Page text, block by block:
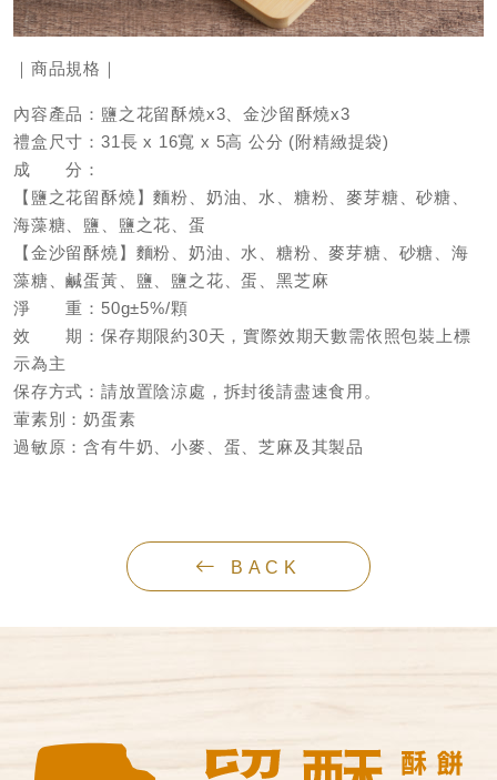
｜商品規格｜
內容產品：鹽之花留酥燒x3、金沙留酥燒x3
禮盒尺寸：31長 x 16寬 x 5高 公分 (附精緻提袋)
成 分：
【鹽之花留酥燒】麵粉、奶油、水、糖粉、麥芽糖、砂糖、
海藻糖、鹽、鹽之花、蛋
【金沙留酥燒】麵粉、奶油、水、糖粉、麥芽糖、砂糖、海
藻糖、鹹蛋黃、鹽、鹽之花、蛋、黑芝麻
淨 重：50g±5%/顆
效 期：保存期限約30天，實際效期天數需依照包裝上標
示為主
保存方式：請放置陰涼處，拆封後請盡速食用。
葷素別：奶蛋素
過敏原：含有牛奶、小麥、蛋、芝麻及其製品
BACK